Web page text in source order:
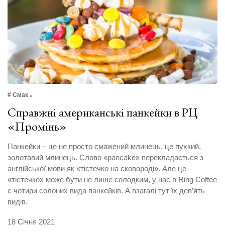
# Смак
Справжні американські панкейки в РЦ
«Промінь»
Панкейки – це не просто смажений млинець, це пухкий,
золотавий млинець. Слово «pancake» перекладається з
англійської мови як «тістечко на сковороді». Але це
«тістечко» може бути не лише солодким, у нас в Ring Coffee
є чотири солоних вида панкейків. А взагалі тут їх дев’ять
видів.
18 Січня 2021